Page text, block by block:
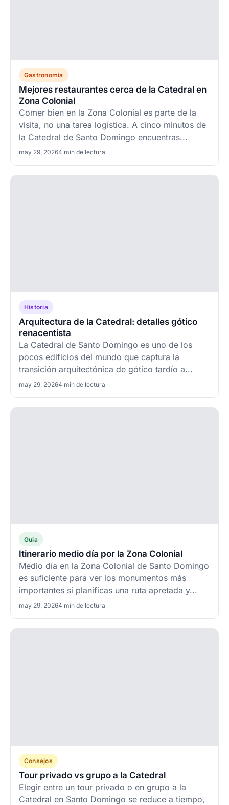
Gastronomia
Mejores restaurantes cerca de la Catedral en
Zona Colonial
Comer bien en la Zona Colonial es parte de la
visita, no una tarea logística. A cinco minutos de
la Catedral de Santo Domingo encuentras...
may 29, 20264 min de lectura
Historia
Arquitectura de la Catedral: detalles gótico
renacentista
La Catedral de Santo Domingo es uno de los
pocos edificios del mundo que captura la
transición arquitectónica de gótico tardío a...
may 29, 20264 min de lectura
Guia
Itinerario medio día por la Zona Colonial
Medio día en la Zona Colonial de Santo Domingo
es suficiente para ver los monumentos más
importantes si planificas una ruta apretada y...
may 29, 20264 min de lectura
Consejos
Tour privado vs grupo a la Catedral
Elegir entre un tour privado o en grupo a la
Catedral en Santo Domingo se reduce a tiempo,